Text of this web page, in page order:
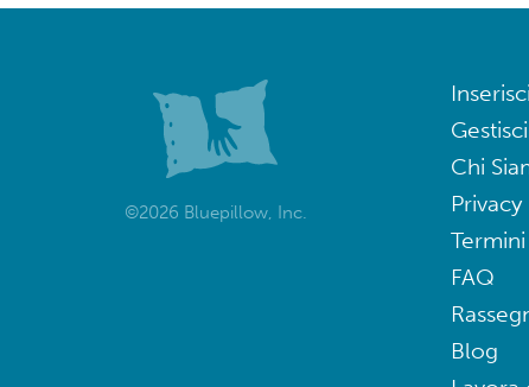
©2026 Bluepillow, Inc.
Chi
Privacy
FAQ
Blog